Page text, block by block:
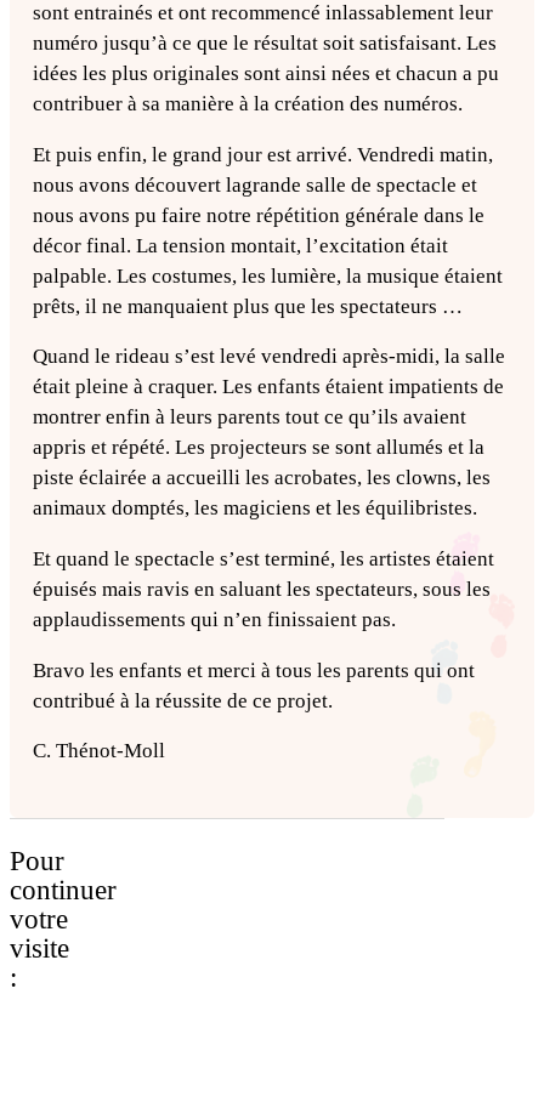
sont entrainés et ont recommencé inlassablement leur
numéro jusqu’à ce que le résultat soit satisfaisant. Les
idées les plus originales sont ainsi nées et chacun a pu
contribuer à sa manière à la création des numéros.
Et puis enfin, le grand jour est arrivé. Vendredi matin,
nous avons découvert lagrande salle de spectacle et
nous avons pu faire notre répétition générale dans le
décor final. La tension montait, l’excitation était
palpable. Les costumes, les lumière, la musique étaient
prêts, il ne manquaient plus que les spectateurs …
Quand le rideau s’est levé vendredi après-midi, la salle
était pleine à craquer. Les enfants étaient impatients de
montrer enfin à leurs parents tout ce qu’ils avaient
appris et répété. Les projecteurs se sont allumés et la
piste éclairée a accueilli les acrobates, les clowns, les
animaux domptés, les magiciens et les équilibristes.
Et quand le spectacle s’est terminé, les artistes étaient
épuisés mais ravis en saluant les spectateurs, sous les
applaudissements qui n’en finissaient pas.
Bravo les enfants et merci à tous les parents qui ont
contribué à la réussite de ce projet.
C. Thénot-Moll
Pour
continuer
votre
visite
: